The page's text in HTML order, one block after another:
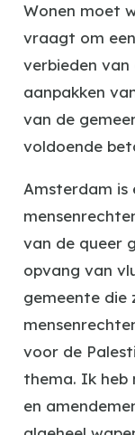
Wonen moet
vraagt om
verbieden
aanpakken
van de
voldoende
Amsterdam is
van de queer
opvang van
gemeente die
voor de
thema. Ik heb
en